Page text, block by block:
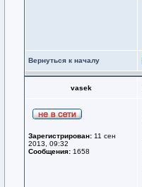
Вернуться к началу
vasek
Зарегистрирован: 11 сен
2013, 09:32
Сообщения: 1658